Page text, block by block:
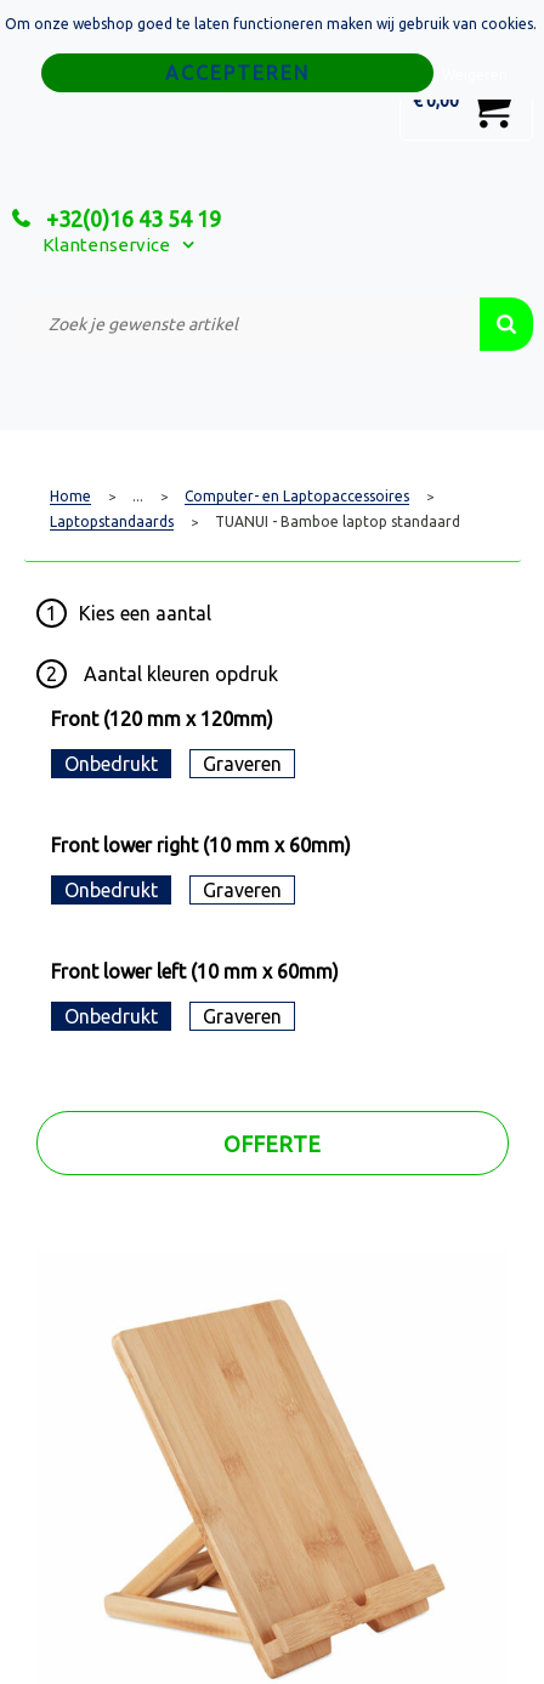
€ 0,00
+32(0)16 43 54 19
Klantenservice
Home
Relatiegeschenken
Custom Made Projecten
Home > ... > Computer- en Laptopaccessoires >
Laptopstandaards > TUANUI - Bamboe laptop standaard
1 Kies een aantal
2 Aantal kleuren opdruk
Front (120 mm x 120mm)
Onbedrukt Graveren
Front lower right (10 mm x 60mm)
Onbedrukt Graveren
Front lower left (10 mm x 60mm)
Onbedrukt Graveren
OFFERTE
Om onze webshop goed te laten functioneren maken wij gebruik van cookies.